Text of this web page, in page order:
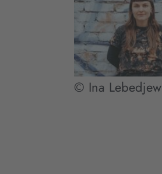
© Ina Lebedjew